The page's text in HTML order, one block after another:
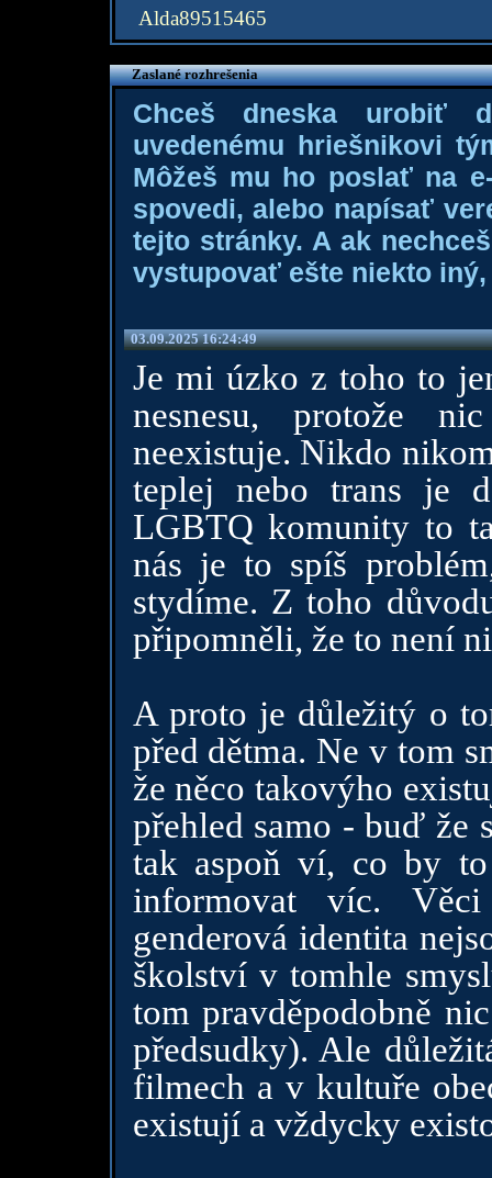
Alda89515465
Zaslané rozhrešenia
Chceš dneska urobiť
uvedenému hriešnikovi
Môžeš mu ho poslať na
spovedi, alebo napísať
tejto stránky. A ak
vystupovať ešte niekto
03.09.2025 16:24:49
Je mi úzko z toho to
nesnesu, protože
neexistuje. Nikdo
teplej nebo trans je
LGBTQ komunity to
nás je to spíš
stydíme. Z toho
připomněli, že to není
A proto je důležitý o
před dětma. Ne v tom
že něco takovýho
přehled samo - buď že
tak aspoň ví, co by
informovat víc.
genderová identita
školství v tomhle
tom pravděpodobně
předsudky). Ale
filmech a v kultuře
existují a vždycky